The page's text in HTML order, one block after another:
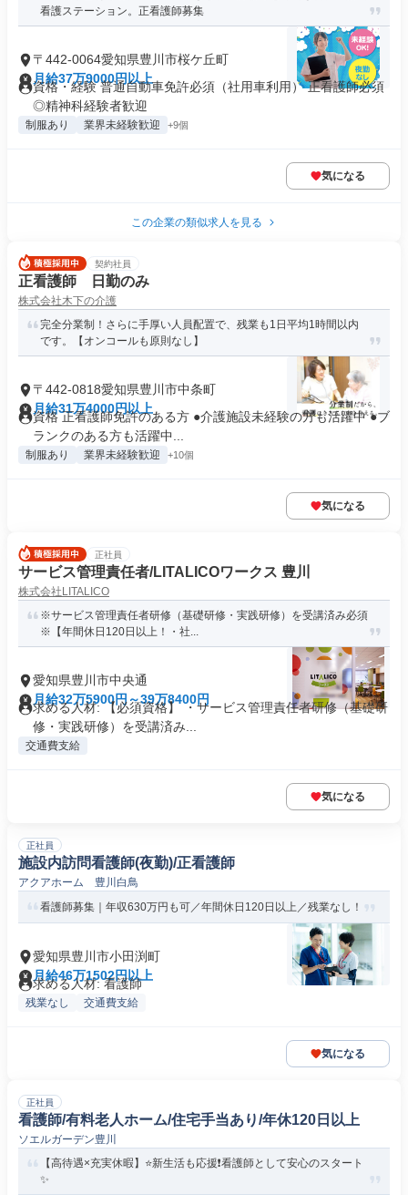
看護ステーション。正看護師募集
〒442-0064愛知県豊川市桜ケ丘町
月給37万9000円以上
資格・経験 普通自動車免許必須（社用車利用） 正看護師必須
◎精神科経験者歓迎
制服あり 業界未経験歓迎 +9個
気になる
この企業の類似求人を見る
契約社員
正看護師 日勤のみ
株式会社木下の介護
完全分業制！さらに手厚い人員配置で、残業も1日平均1時間以内
です。【オンコールも原則なし】
〒442-0818愛知県豊川市中条町
月給31万4000円以上
資格 正看護師免許のある方 ●介護施設未経験の方も活躍中 ●ブ
ランクのある方も活躍中...
制服あり 業界未経験歓迎 +10個
気になる
正社員
サービス管理責任者/LITALICOワークス 豊川
株式会社LITALICO
※サービス管理責任者研修（基礎研修・実践研修）を受講済み必須
※【年間休日120日以上！・社...
愛知県豊川市中央通
月給32万5900円～39万8400円
求める人材: 【必須資格】 ・サービス管理責任者研修（基礎研
修・実践研修）を受講済み...
交通費支給
気になる
正社員
施設内訪問看護師(夜勤)/正看護師
アクアホーム 豊川白鳥
看護師募集｜年収630万円も可／年間休日120日以上／残業なし！
愛知県豊川市小田渕町
月給46万1502円以上
求める人材: 看護師
残業なし 交通費支給
気になる
正社員
看護師/有料老人ホーム/住宅手当あり/年休120日以上
ソエルガーデン豊川
【高待遇×充実休暇】⭐新生活も応援❗️看護師として安心のスタート
✨